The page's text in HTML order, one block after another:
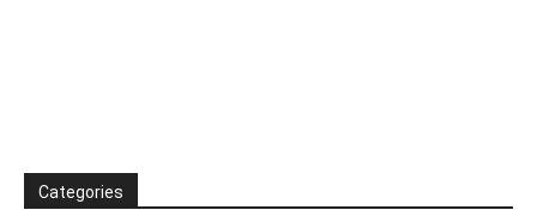
Categories